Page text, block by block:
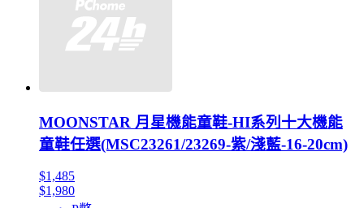
MOONSTAR 月星機能童鞋-HI系列十大機能
童鞋任選(MSC23261/23269-紫/淺藍-16-20cm)
$1,485
$1,980